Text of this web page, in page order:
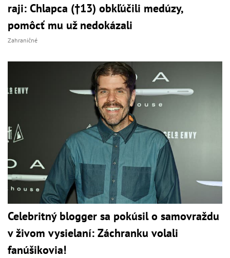
raji: Chlapca (†13) obkľúčili medúzy,
pomôcť mu už nedokázali
Zahraničné
Celebritný blogger sa pokúsil o samovraždu
v živom vysielaní: Záchranku volali
fanúšikovia!